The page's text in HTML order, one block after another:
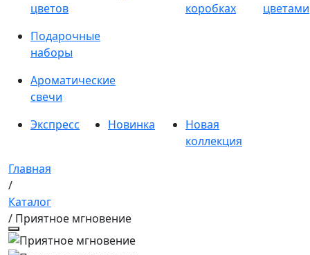
цветов
коробках
цветами
Подарочные
наборы
Ароматические
свечи
Экспресс
Новинка
Новая
коллекция
Главная
/
Каталог
/ Приятное мгновение